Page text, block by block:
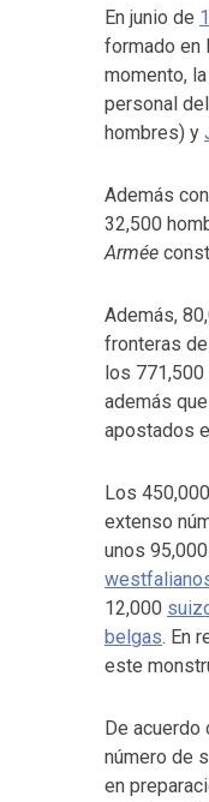
En junio de
formado en
momento, la
personal
hombres) y
Además
32,500
Armée
Además,
fronteras
los
además
apostados
Los
extenso
unos 95,000
12,000
belgas. En
este
De acuerdo
número de
en